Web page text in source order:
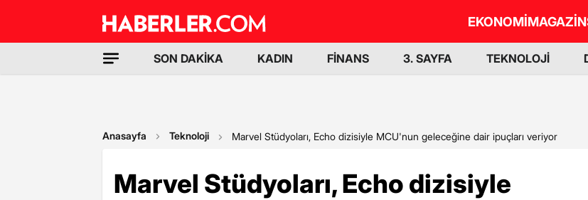
EKONOMİMAGAZİN
SON DAKİKA KADIN FİNANS 3. SAYFA TEKNOLOJİ
Anasayfa Teknoloji Marvel Stüdyoları, Echo dizisiyle MCU'nun geleceğine dair ipuçları veriyor
Marvel Stüdyoları, Echo dizisiyle